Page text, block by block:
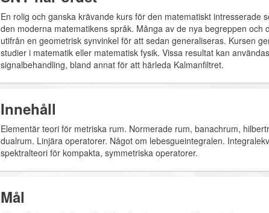
En rolig och ganska krävande kurs för den matematiskt intresserade
den moderna matematikens språk. Många av de nya begreppen och
utifrån en geometrisk synvinkel för att sedan generaliseras. Kursen
studier i matematik eller matematisk fysik. Vissa resultat kan
signalbehandling, bland annat för att härleda Kalmanfiltret.
Innehåll
Elementär teori för metriska rum. Normerade rum, banachrum,
dualrum. Linjära operatorer. Något om lebesgueintegralen.
spektralteori för kompakta, symmetriska operatorer.
Mål